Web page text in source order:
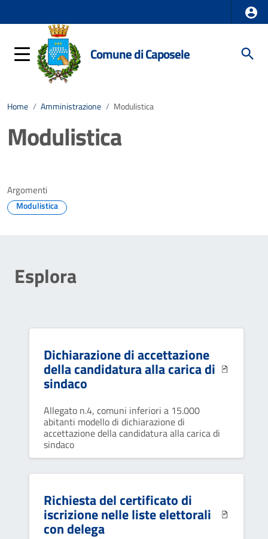
Comune di Caposele
Home / Amministrazione / Modulistica
Modulistica
Argomenti
Modulistica
Esplora
Dichiarazione di accettazione
della candidatura alla carica di
sindaco
Allegato n.4, comuni inferiori a 15.000
abitanti modello di dichiarazione di
accettazione della candidatura alla carica di
sindaco
Richiesta del certificato di
iscrizione nelle liste elettorali
con delega